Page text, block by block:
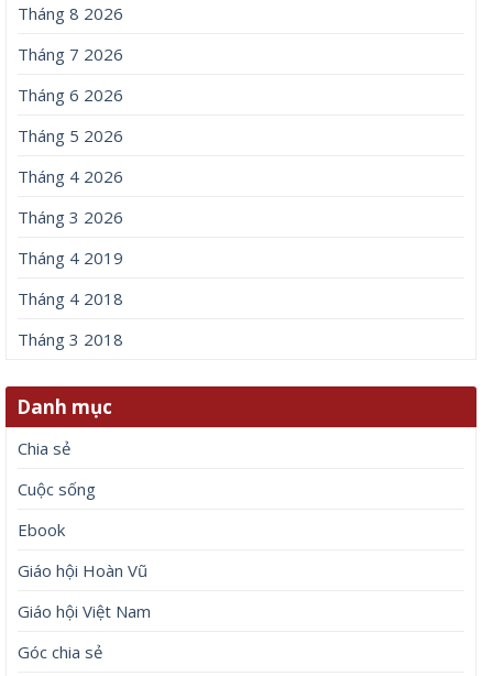
Tháng 8 2026
Tháng 7 2026
Tháng 6 2026
Tháng 5 2026
Tháng 4 2026
Tháng 3 2026
Tháng 4 2019
Tháng 4 2018
Tháng 3 2018
Danh mục
Chia sẻ
Cuộc sống
Ebook
Giáo hội Hoàn Vũ
Giáo hội Việt Nam
Góc chia sẻ